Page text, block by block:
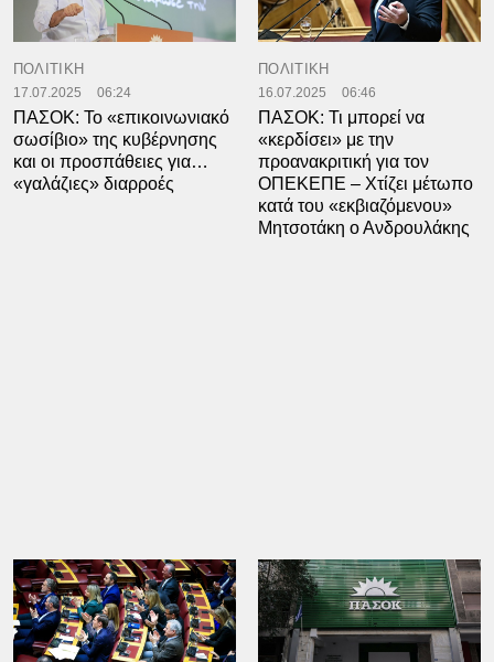
ΠΟΛΙΤΙΚΗ
17.07.2025 06:24
ΠΑΣΟΚ: Το «επικοινωνιακό
σωσίβιο» της κυβέρνησης
και οι προσπάθειες για…
«γαλάζιες» διαρροές
ΠΟΛΙΤΙΚΗ
16.07.2025 06:46
ΠΑΣΟΚ: Τι μπορεί να
«κερδίσει» με την
προανακριτική για τον
ΟΠΕΚΕΠΕ – Χτίζει μέτωπο
κατά του «εκβιαζόμενου»
Μητσοτάκη ο Ανδρουλάκης